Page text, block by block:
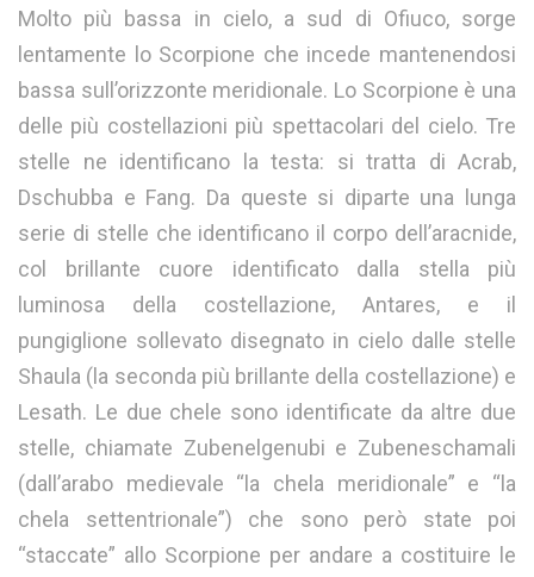
Molto più bassa in cielo, a sud di Ofiuco, sorge
lentamente lo Scorpione che incede mantenendosi
bassa sull’orizzonte meridionale. Lo Scorpione è una
delle più costellazioni più spettacolari del cielo. Tre
stelle ne identificano la testa: si tratta di Acrab,
Dschubba e Fang. Da queste si diparte una lunga
serie di stelle che identificano il corpo dell’aracnide,
col brillante cuore identificato dalla stella più
luminosa della costellazione, Antares, e il
pungiglione sollevato disegnato in cielo dalle stelle
Shaula (la seconda più brillante della costellazione) e
Lesath. Le due chele sono identificate da altre due
stelle, chiamate Zubenelgenubi e Zubeneschamali
(dall’arabo medievale “la chela meridionale” e “la
chela settentrionale”) che sono però state poi
“staccate” allo Scorpione per andare a costituire le